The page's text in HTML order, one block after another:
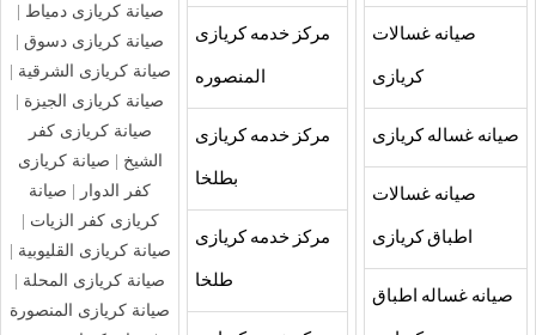
صيانه غسالات
كريازى
صيانه غساله كريازى
صيانه غسالات
اطباق كريازى
صيانه غساله اطباق
مركز خدمه كريازى
المنصوره
مركز خدمه كريازى
بطلخا
مركز خدمه كريازى
طلخا
صيانة كريازى دمياط
صيانة كريازى دسوق
صيانة كريازى الشرقية
صيانة كريازى الجيزة
صيانة كريازى كفر
الشيخ
صيانة كريازى
كفر الدوار
صيانة
كريازى كفر الزيات
صيانة كريازى القليوبية
صيانة كريازى المحلة
صيانة كريازى المنصورة